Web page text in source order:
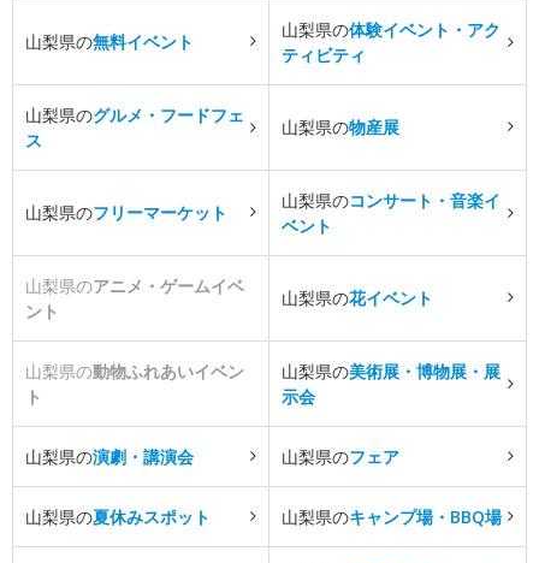
山梨県の無料イベント
山梨県の体験イベント・アク
ティビティ
山梨県のグルメ・フードフェ
ス
山梨県の物産展
山梨県のフリーマーケット
山梨県のコンサート・音楽イ
ベント
山梨県のアニメ・ゲームイベ
ント
山梨県の花イベント
山梨県の動物ふれあいイベン
ト
山梨県の美術展・博物展・展
示会
山梨県の演劇・講演会 山梨県のフェア
山梨県の夏休みスポット 山梨県のキャンプ場・BBQ場